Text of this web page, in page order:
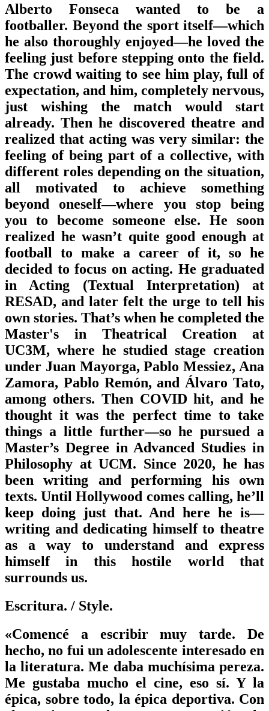
Alberto Fonseca wanted to be a
footballer. Beyond the sport itself—which
he also thoroughly enjoyed—he loved the
feeling just before stepping onto the field.
The crowd waiting to see him play, full of
expectation, and him, completely nervous,
just wishing the match would start
already. Then he discovered theatre and
realized that acting was very similar: the
feeling of being part of a collective, with
different roles depending on the situation,
all motivated to achieve something
beyond oneself—where you stop being
you to become someone else. He soon
realized he wasn’t quite good enough at
football to make a career of it, so he
decided to focus on acting. He graduated
in Acting (Textual Interpretation) at
RESAD, and later felt the urge to tell his
own stories. That’s when he completed the
Master's in Theatrical Creation at
UC3M, where he studied stage creation
under Juan Mayorga, Pablo Messiez, Ana
Zamora, Pablo Remón, and Álvaro Tato,
among others. Then COVID hit, and he
thought it was the perfect time to take
things a little further—so he pursued a
Master’s Degree in Advanced Studies in
Philosophy at UCM. Since 2020, he has
been writing and performing his own
texts. Until Hollywood comes calling, he’ll
keep doing just that. And here he is—
writing and dedicating himself to theatre
as a way to understand and express
himself in this hostile world that
surrounds us.
Escritura. / Style.
«Comencé a escribir muy tarde. De
hecho, no fui un adolescente interesado en
la literatura. Me daba muchísima pereza.
Me gustaba mucho el cine, eso sí. Y la
épica, sobre todo, la épica deportiva. Con